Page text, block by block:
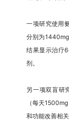
一项研究使用
分别为
结果显示治疗
剂。
另一项双盲研
（每天
和功能改善相关